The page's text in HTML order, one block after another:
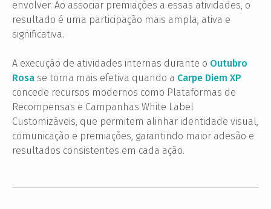
envolver. Ao associar premiações a essas atividades, o
resultado é uma participação mais ampla, ativa e
significativa.
A execução de atividades internas durante o Outubro
Rosa se torna mais efetiva quando a Carpe Diem XP
concede recursos modernos como Plataformas de
Recompensas e Campanhas White Label
Customizáveis, que permitem alinhar identidade visual,
comunicação e premiações, garantindo maior adesão e
resultados consistentes em cada ação.